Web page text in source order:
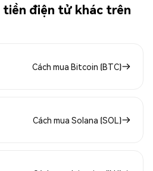
tiền điện tử khác trên
Cách mua Bitcoin (BTC)
Cách mua Solana (SOL)